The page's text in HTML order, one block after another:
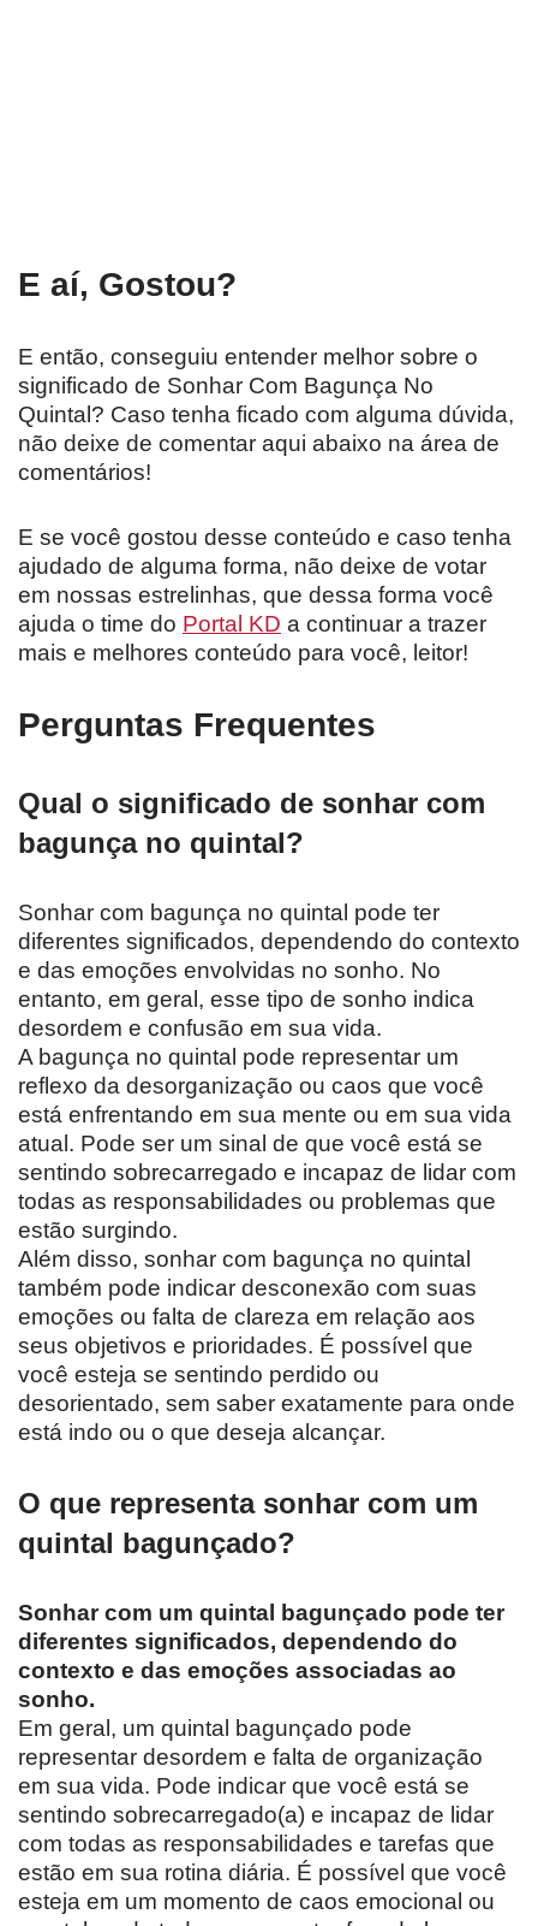
E aí, Gostou?
E então, conseguiu entender melhor sobre o
significado de Sonhar Com Bagunça No
Quintal? Caso tenha ficado com alguma dúvida,
não deixe de comentar aqui abaixo na área de
comentários!
E se você gostou desse conteúdo e caso tenha
ajudado de alguma forma, não deixe de votar
em nossas estrelinhas, que dessa forma você
ajuda o time do Portal KD a continuar a trazer
mais e melhores conteúdo para você, leitor!
Perguntas Frequentes
Qual o significado de sonhar com
bagunça no quintal?
Sonhar com bagunça no quintal pode ter
diferentes significados, dependendo do contexto
e das emoções envolvidas no sonho. No
entanto, em geral, esse tipo de sonho indica
desordem e confusão em sua vida.
A bagunça no quintal pode representar um
reflexo da desorganização ou caos que você
está enfrentando em sua mente ou em sua vida
atual. Pode ser um sinal de que você está se
sentindo sobrecarregado e incapaz de lidar com
todas as responsabilidades ou problemas que
estão surgindo.
Além disso, sonhar com bagunça no quintal
também pode indicar desconexão com suas
emoções ou falta de clareza em relação aos
seus objetivos e prioridades. É possível que
você esteja se sentindo perdido ou
desorientado, sem saber exatamente para onde
está indo ou o que deseja alcançar.
O que representa sonhar com um
quintal bagunçado?
Sonhar com um quintal bagunçado pode ter
diferentes significados, dependendo do
contexto e das emoções associadas ao
sonho.
Em geral, um quintal bagunçado pode
representar desordem e falta de organização
em sua vida. Pode indicar que você está se
sentindo sobrecarregado(a) e incapaz de lidar
com todas as responsabilidades e tarefas que
estão em sua rotina diária. É possível que você
esteja em um momento de caos emocional ou